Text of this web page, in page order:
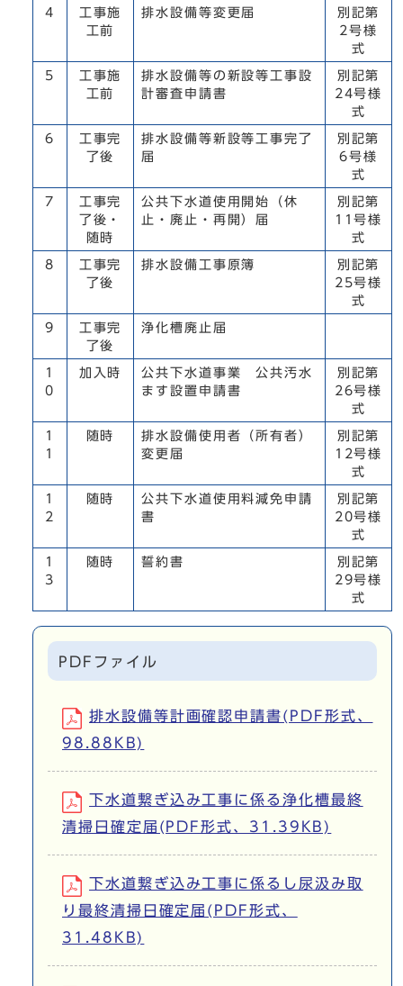
4
工事施
工前
排水設備等変更届
別記第
2号様
式
5
工事施
工前
排水設備等の新設等工事設
計審査申請書
別記第
24号様
式
6
工事完
了後
排水設備等新設等工事完了
届
別記第
6号様
式
7
工事完
了後・
随時
公共下水道使用開始（休
止・廃止・再開）届
別記第
11号様
式
8
工事完
了後
排水設備工事原簿
別記第
25号様
式
9
工事完
了後
浄化槽廃止届
1
0
加入時
公共下水道事業 公共汚水
ます設置申請書
別記第
26号様
式
1
1
随時
排水設備使用者（所有者）
変更届
別記第
12号様
式
1
2
随時
公共下水道使用料減免申請
書
別記第
20号様
式
1
3
随時 誓約書
別記第
29号様
式
PDFファイル
排水設備等計画確認申請書(PDF形式、
98.88KB)
下水道繋ぎ込み工事に係る浄化槽最終
清掃日確定届(PDF形式、31.39KB)
下水道繋ぎ込み工事に係るし尿汲み取
り最終清掃日確定届(PDF形式、
31.48KB)